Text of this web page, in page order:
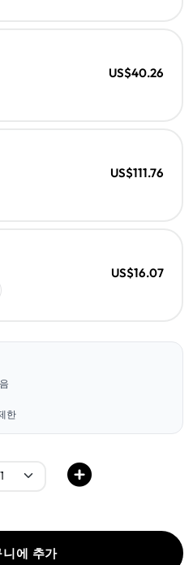
US$40.26
US$111.76
US$16.07
한
니에 추가